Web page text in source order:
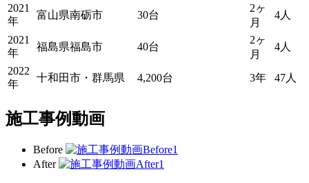
2021
年
富山県南砺市 30台
2ヶ
月
4人
2021
年
福島県福島市 40台
2ヶ
月
4人
2022
年
十和田市・群馬県 4,200台 3年 47人
施工事例動画
Before
After